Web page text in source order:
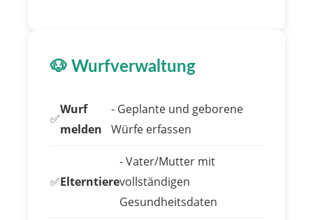
🐶 Wurfverwaltung
✅
Wurf
melden
- Geplante und geborene
Würfe erfassen
✅Elterntiere
- Vater/Mutter mit
vollständigen
Gesundheitsdaten